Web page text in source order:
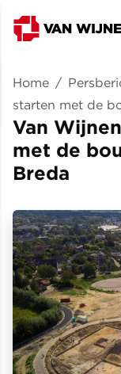
Home /
starten met de
Van
met de
Breda